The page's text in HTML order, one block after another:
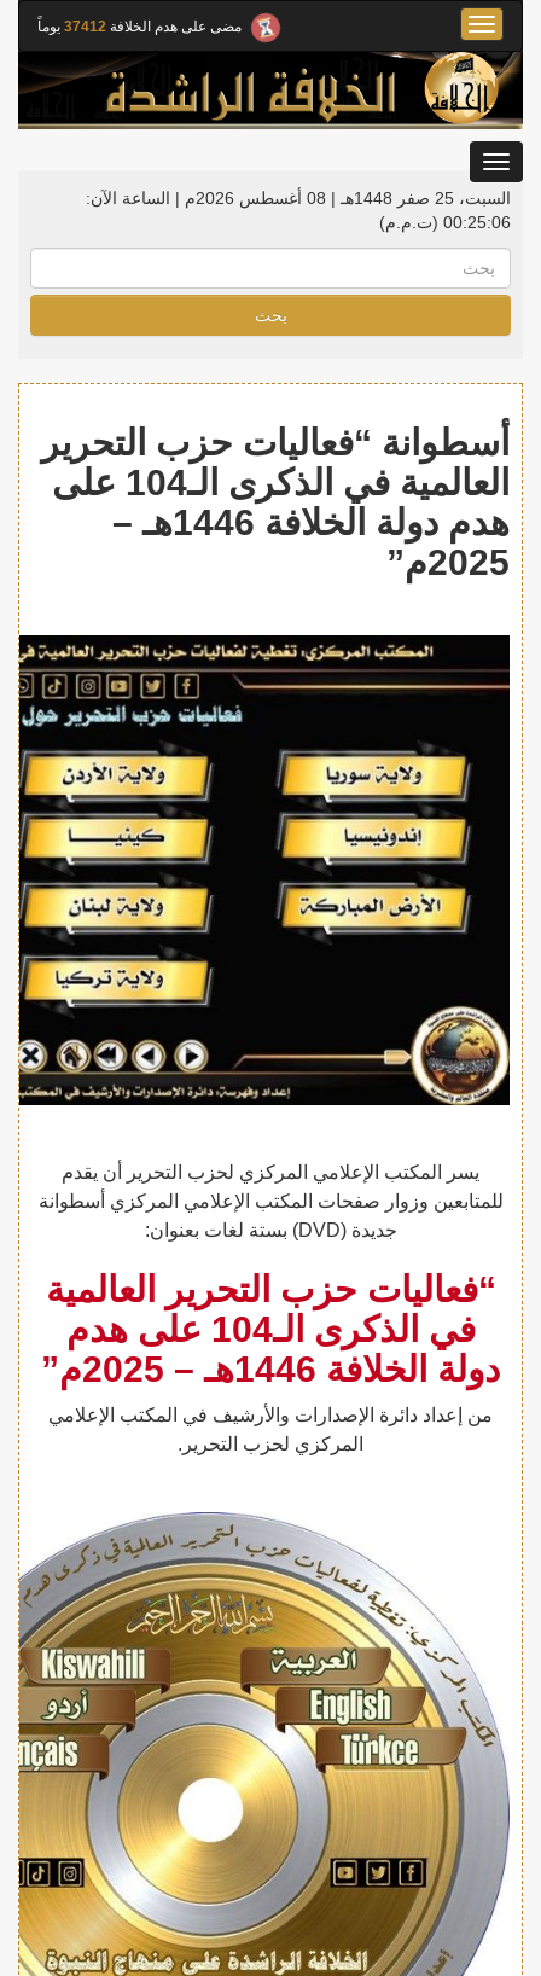
مضى على هدم الخلافة 37412 يوماً
Toggle
navigation
السبت، 25 صفر 1448هـ | 08 أغسطس 2026م |
الساعة الآن:
00:25:07 (ت.م.م)
بحث
أسطوانة “فعاليات حزب التحرير
العالمية في الذكرى الـ104 على
هدم دولة الخلافة 1446هـ –
2025م”
يسر المكتب الإعلامي المركزي لحزب التحرير أن يقدم
للمتابعين وزوار صفحات المكتب الإعلامي المركزي أسطوانة
جديدة (DVD) بستة لغات بعنوان:
“فعاليات حزب التحرير العالمية
في الذكرى الـ104 على هدم
دولة الخلافة 1446هـ – 2025م”
من إعداد دائرة الإصدارات والأرشيف في المكتب الإعلامي
المركزي لحزب التحرير.